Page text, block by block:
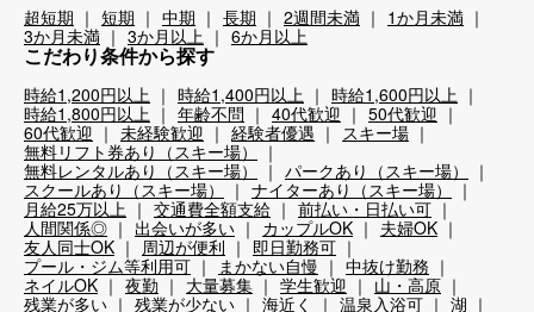
超短期 短期 中期 長期 2週間未満
1か月未満
3か月未満
3か月以上 6か月以上
こだわり条件から探す
時給1,200円以上 時給1,400円以上
時給1,600円以上
時給1,800円以上
年齢不問 40代歓迎
50代歓迎
60代歓迎
未経験歓迎 経験者優遇
スキー場
無料リフト券あり（スキー場）
無料レンタルあり（スキー場）
パークあり（スキー場）
スクールあり（スキー場）
ナイターあり（スキー場）
月給25万以上
交通費全額支給
前払い・日払い可
人間関係◎
出会いが多い カップルOK
夫婦OK
友人同士OK
周辺が便利
即日勤務可
プール・ジム等利用可
まかない自慢
中抜け勤務
ネイルOK
夜勤 大量募集 学生歓迎
山・高原
残業が多い
残業が少ない 海近く 温泉入浴可
湖